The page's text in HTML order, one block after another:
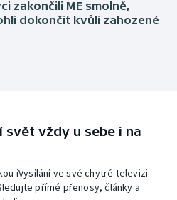
zakončili ME smolně,
dokončit kvůli zahozené
vždy u sebe i na
iVysílání ve své chytré televizi
přímé přenosy, články a